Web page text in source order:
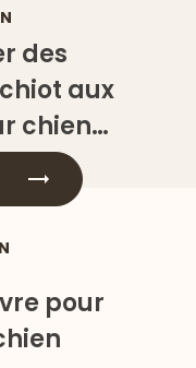
des
aux
chien
pour